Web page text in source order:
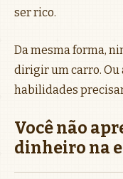
ser rico.
Da mesma forma,
dirigir um carro. Ou
habilidades
Você não
dinheiro na